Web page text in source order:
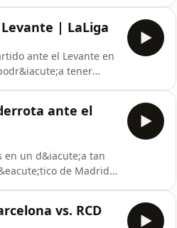
| LaLiga
ante el Levante en
tener
ante el
en un d&iacute;a tan
de Madrid
vs. RCD